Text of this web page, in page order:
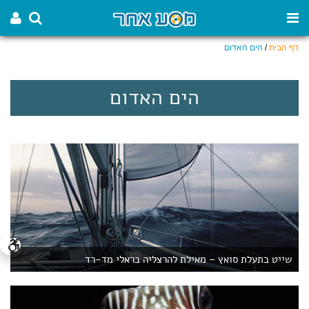
דף הבית/ הים האדום
הים האדום
שייט בתעלת סואץ – מאילת להרצליה בראלי מד-רד